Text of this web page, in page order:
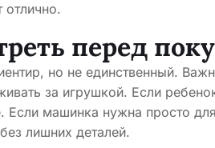
отлично.
перед
но не единственный.
за игрушкой. Если
Если машинка нужна просто
лишних деталей.